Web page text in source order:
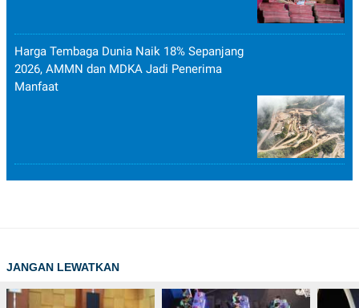
Harga Tembaga Dunia Naik 18% Sepanjang
2026, AMMN dan MDKA Jadi Penerima
Manfaat
JANGAN LEWATKAN